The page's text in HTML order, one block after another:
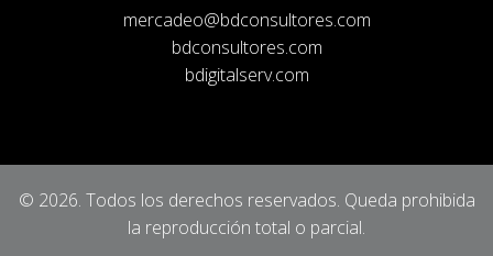
mercadeo@bdconsultores.com
bdconsultores.com
bdigitalserv.com
© 2026. Todos los derechos reservados. Queda prohibida
la reproducción total o parcial.